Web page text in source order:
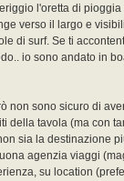
l'oretta di
verso il largo e
di surf. Se ti
io sono andato in
non sono sicuro di
della tavola (ma con
sia la destinazione
agenzia viaggi
su location